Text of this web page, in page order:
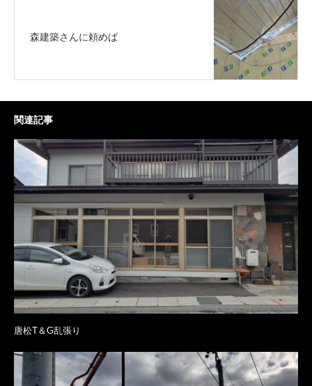
森建築さんに頼めば
関連記事
唐松T＆G乱張り